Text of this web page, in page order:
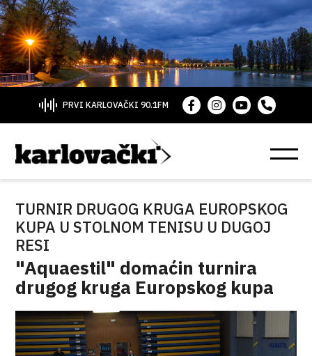
PRVI KARLOVAČKI 90.1FM
TURNIR DRUGOG KRUGA EUROPSKOG
KUPA U STOLNOM TENISU U DUGOJ
RESI
"Aquaestil" domaćin turnira
drugog kruga Europskog kupa